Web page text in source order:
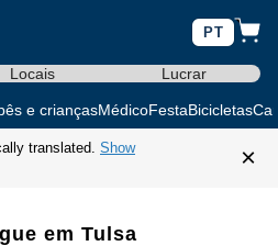
PT
Locais Lucrar
e criançasMédicoFestaBicicletas
translated. Show
×
em Tulsa